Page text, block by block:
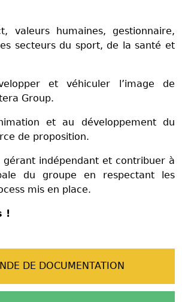
valeurs humaines, gestionnaire,
secteurs du sport, de la santé et
et véhiculer l’image de
Group.
et au développement du
de proposition.
indépendant et contribuer à
du groupe en respectant les
mis en place.
!
DE DOCUMENTATION